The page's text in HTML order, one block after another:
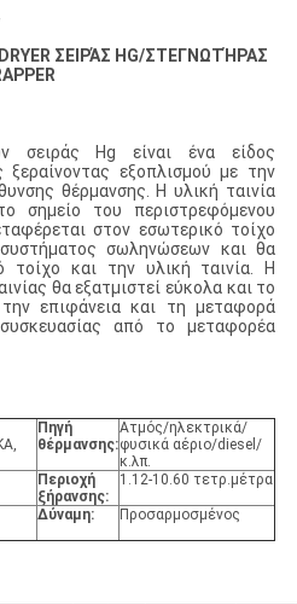
ΣΕΙΡΆΣ HG/ΣΤΕΓΝΩΤΉΡΑΣ
σειράς Hgείναι ένα είδος
ξεραίνοντας εξοπλισμού με την
θέρμανσης. Η υλική ταινία
σημείο του περιστρεφόμενου
στον εσωτερικό τοίχο
σωληνώσεων και θα
τοίχο και την υλική ταινία. Η
θα εξατμιστεί εύκολα και το
επιφάνεια και τη μεταφορά
από το μεταφορέα
Πηγή
θέρμανσης:
Ατμός/ηλεκτρικά/
φυσικά αέριο/diesel/
κ.λπ.
Περιοχή
ξήρανσης:
1.12-10.60 τετρ.μέτρα
Δύναμη: Προσαρμοσμένος